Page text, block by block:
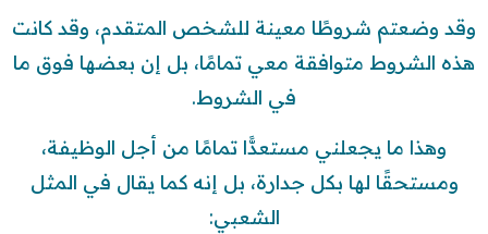
وقد وضعتم شروطًا معينة للشخص المتقدم، وقد كانت
هذه الشروط متوافقة معي تمامًا، بل إن بعضها فوق ما
في الشروط.
وهذا ما يجعلني مستعدًّا تمامًا من أجل الوظيفة،
ومستحقًا لها بكل جدارة، بل إنه كما يقال في المثل
الشعبي: